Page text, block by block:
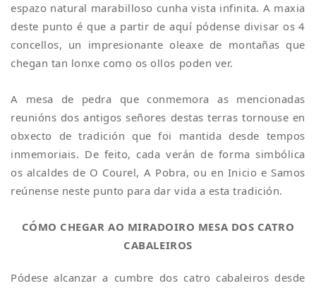
espazo natural marabilloso cunha vista infinita. A maxia
deste punto é que a partir de aquí pódense divisar os 4
concellos, un impresionante oleaxe de montañas que
chegan tan lonxe como os ollos poden ver.
A mesa de pedra que conmemora as mencionadas
reunións dos antigos señores destas terras tornouse en
obxecto de tradición que foi mantida desde tempos
inmemoriais. De feito, cada verán de forma simbólica
os alcaldes de O Courel, A Pobra, ou en Inicio e Samos
reúnense neste punto para dar vida a esta tradición.
CÓMO CHEGAR AO MIRADOIRO MESA DOS CATRO
CABALEIROS
Pódese alcanzar a cumbre dos catro cabaleiros desde